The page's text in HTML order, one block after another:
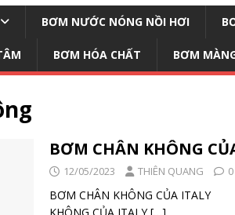
BƠM NƯỚC NÓNG NỒI HƠI
BƠM HÓA CHẤT BƠM
BƠM CHÂN KHÔNG
12/05/2023 THIÊN QUANG 0
BƠM CHÂN KHÔNG